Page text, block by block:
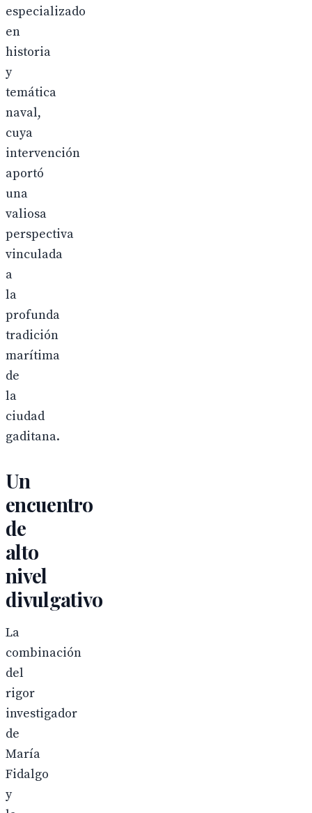
especializado
en
historia
y
temática
naval,
cuya
intervención
aportó
una
valiosa
perspectiva
vinculada
a
la
profunda
tradición
marítima
de
la
ciudad
gaditana.
Un
encuentro
de
alto
nivel
divulgativo
La
combinación
del
rigor
investigador
de
María
Fidalgo
y